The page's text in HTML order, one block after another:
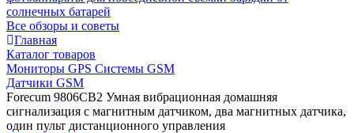
солнечных батарей
Все обзоры и советы
Главная
Каталог товаров
Мониторы GPS Системы GSM
Датчики GSM
Forecum 9806CB2 Умная вибрационная домашняя
сигнализация с магнитным датчиком, два магнитных датчика,
один пульт дистанционного управления